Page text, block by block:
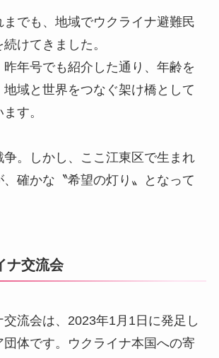
でも、地域でウクライナ避難民
けてきました。
昨年号でも紹介した通り、年齢を
域と世界をつなぐ架け橋として
す。
。しかし、ここ江東区で生まれ
確かな〝希望の灯り〟となって
ナ交流会
交流会は、2023年1月1日に発足し
団体です。ウクライナ本国への寄